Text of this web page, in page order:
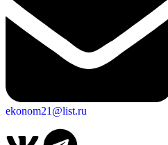
ekonom21@list.ru